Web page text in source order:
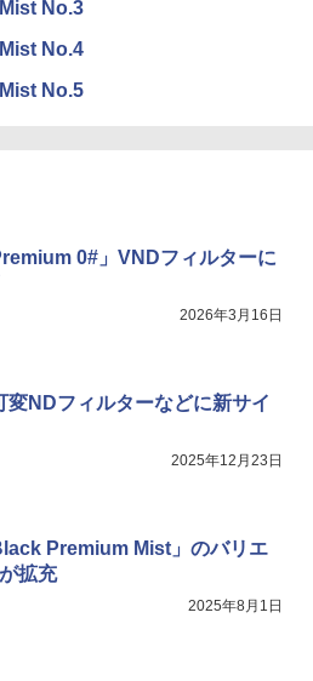
No.3
No.4
No.5
0#」VNDフィルターに
2026年3月16日
変NDフィルターなどに新サイ
2025年12月23日
Premium Mist」のバリエ
拡充
2025年8月1日